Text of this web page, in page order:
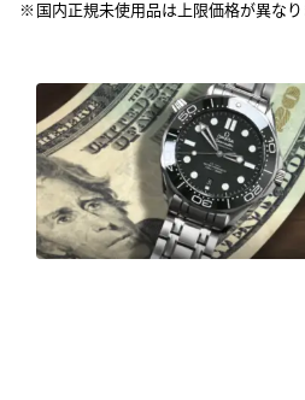
国内正規未使用品は上限価格が異なり